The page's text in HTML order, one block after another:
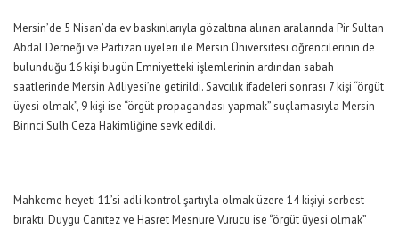
Mersin’de 5 Nisan’da ev baskınlarıyla gözaltına alınan aralarında Pir Sultan
Abdal Derneği ve Partizan üyeleri ile Mersin Üniversitesi öğrencilerinin de
bulunduğu 16 kişi bugün Emniyetteki işlemlerinin ardından sabah
saatlerinde Mersin Adliyesi’ne getirildi. Savcılık ifadeleri sonrası 7 kişi “örgüt
üyesi olmak”, 9 kişi ise “örgüt propagandası yapmak” suçlamasıyla Mersin
Birinci Sulh Ceza Hakimliğine sevk edildi.
Mahkeme heyeti 11’si adli kontrol şartıyla olmak üzere 14 kişiyi serbest
bıraktı. Duygu Canıtez ve Hasret Mesnure Vurucu ise “örgüt üyesi olmak”